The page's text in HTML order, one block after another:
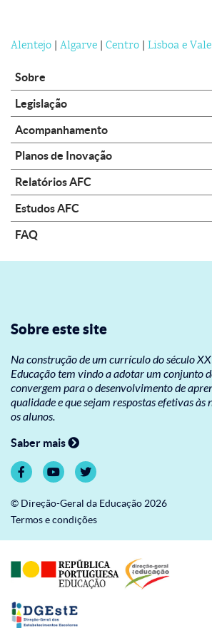
Alentejo | Algarve | Centro | Lisboa e
Sobre
Legislação
Acompanhamento
Planos de Inovação
Relatórios AFC
Estudos AFC
FAQ
Sobre este site
Na construção de um currículo do século
Educação tem vindo a adotar um conjunto
convergem para o desenvolvimento de
qualidade e que sejam respostas efetivas às
os alunos.
Saber mais
© Direção-Geral da Educação 2026
Termos e condições